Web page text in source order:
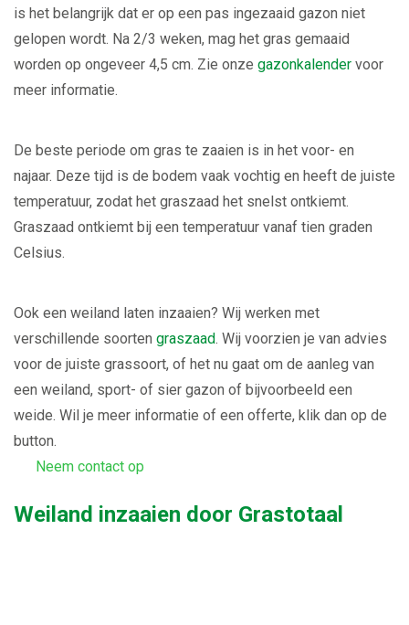
is het belangrijk dat er op een pas ingezaaid gazon niet
gelopen wordt. Na 2/3 weken, mag het gras gemaaid
worden op ongeveer 4,5 cm. Zie onze gazonkalender voor
meer informatie.
De beste periode om gras te zaaien is in het voor- en
najaar. Deze tijd is de bodem vaak vochtig en heeft de juiste
temperatuur, zodat het graszaad het snelst ontkiemt.
Graszaad ontkiemt bij een temperatuur vanaf tien graden
Celsius.
Ook een weiland laten inzaaien? Wij werken met
verschillende soorten graszaad. Wij voorzien je van advies
voor de juiste grassoort, of het nu gaat om de aanleg van
een weiland, sport- of sier gazon of bijvoorbeeld een
weide. Wil je meer informatie of een offerte, klik dan op de
button.
Neem contact op
Weiland inzaaien door Grastotaal